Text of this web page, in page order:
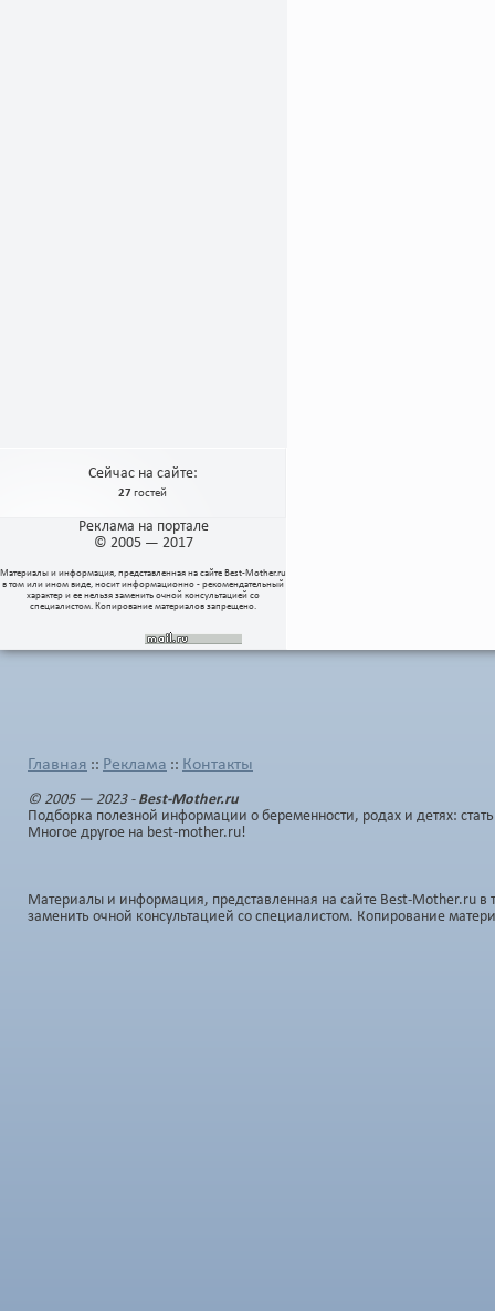
Сейчас на сайте:
27 гостей
Реклама на портале
© 2005 — 2017
Материалы и информация, представленная на сайте Best-Mother.ru
в том или ином виде, носит информационно - рекомендательный
характер и ее нельзя заменить очной консультацией со
специалистом. Копирование материалов запрещено.
Главная :: Реклама :: Контакты
© 2005 — 2023 - Best-Mother.ru
Подборка полезной информации о беременности, родах и детях:
Многое другое на best-mother.ru!
Материалы и информация, представленная на сайте Best-Mother.ru
заменить очной консультацией со специалистом. Копирование